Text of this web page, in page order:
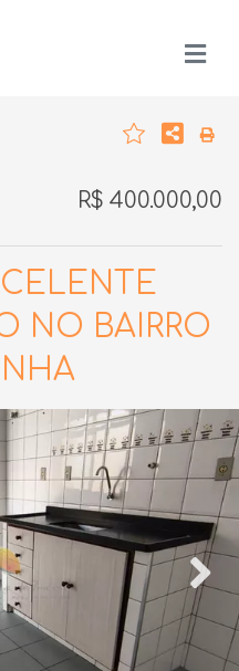
R$ 400.000,00
NO BAIRRO